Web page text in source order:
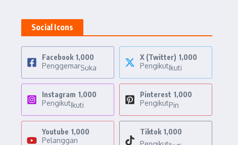
Social Icons
Facebook 1,000
PenggemarSuka
X (Twitter) 1,000
PengikutIkuti
Instagram 1,000
PengikutIkuti
Pinterest 1,000
PengikutPin
Youtube 1,000
Pelanggan
Tiktok 1,000